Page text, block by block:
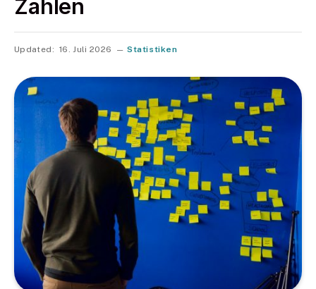
Zahlen
Updated: 16. Juli 2026 Statistiken